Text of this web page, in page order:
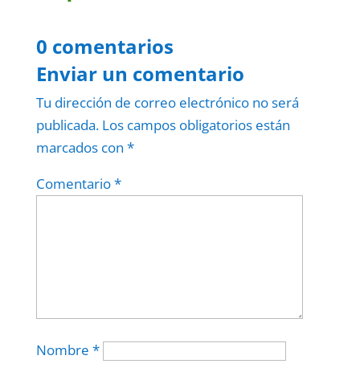
0 comentarios
Enviar un comentario
Tu dirección de correo electrónico no será
publicada. Los campos obligatorios están
marcados con *
Comentario*
Nombre *